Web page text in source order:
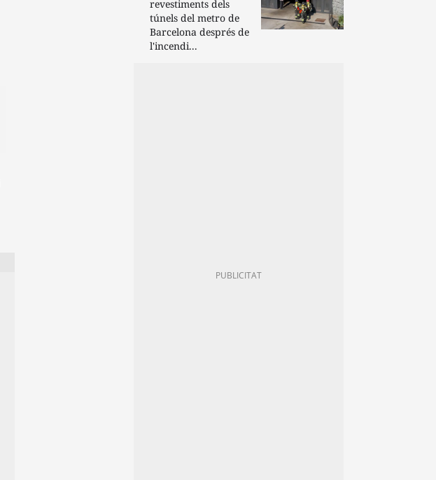
revestiments dels
túnels del metro de
Barcelona després de
l'incendi...